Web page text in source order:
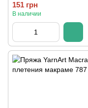
151 грн
В наличии